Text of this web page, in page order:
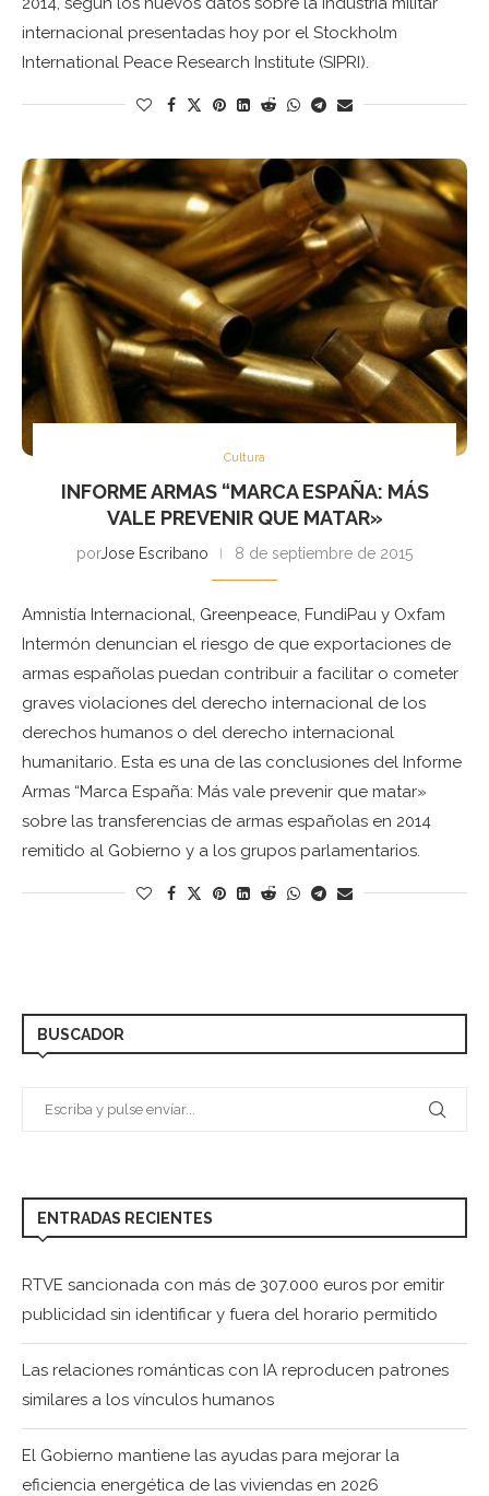
internacional presentadas hoy por el Stockholm
International Peace Research Institute (SIPRI).
Cultura
INFORME ARMAS “MARCA ESPAÑA: MÁS
VALE PREVENIR QUE MATAR»
porJose Escribano 8 de septiembre de 2015
Amnistía Internacional, Greenpeace, FundiPau y Oxfam
Intermón denuncian el riesgo de que exportaciones de
armas españolas puedan contribuir a facilitar o cometer
graves violaciones del derecho internacional de los
derechos humanos o del derecho internacional
humanitario. Esta es una de las conclusiones del Informe
Armas “Marca España: Más vale prevenir que matar»
sobre las transferencias de armas españolas en 2014
remitido al Gobierno y a los grupos parlamentarios.
BUSCADOR
ENTRADAS RECIENTES
RTVE sancionada con más de 307.000 euros por emitir
publicidad sin identificar y fuera del horario permitido
Las relaciones románticas con IA reproducen patrones
similares a los vínculos humanos
El Gobierno mantiene las ayudas para mejorar la
eficiencia energética de las viviendas en 2026